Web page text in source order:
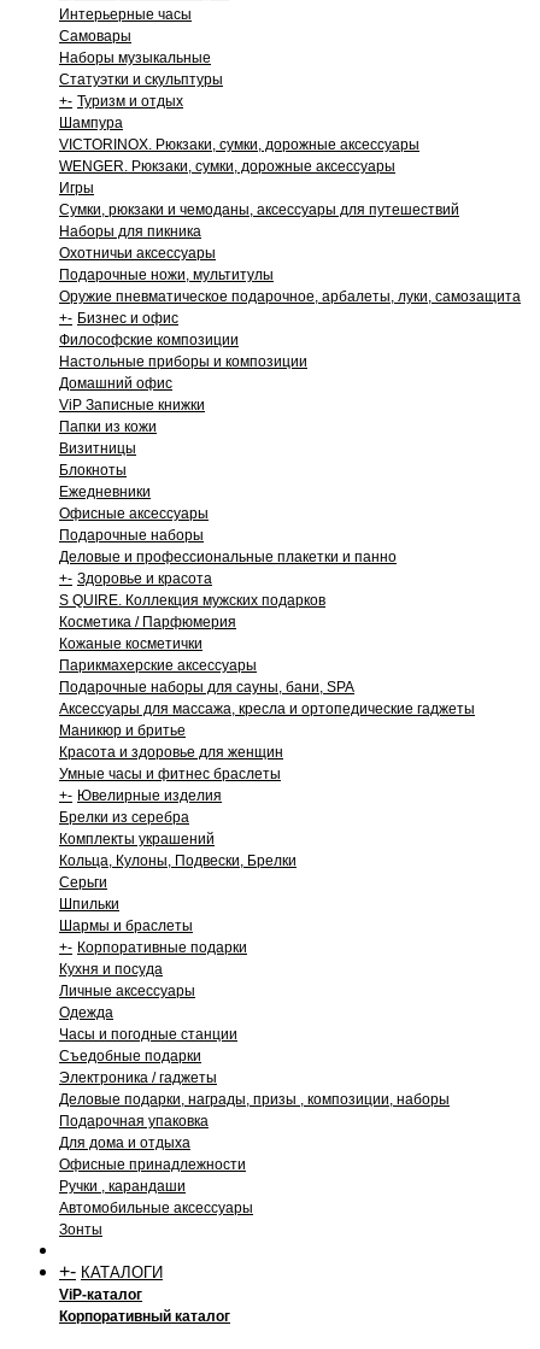
Интерьерные часы
Самовары
Наборы музыкальные
Статуэтки и скульптуры
+- Туризм и отдых
Шампура
VICTORINOX. Рюкзаки, сумки, дорожные аксессуары
WENGER. Рюкзаки, сумки, дорожные аксессуары
Игры
Сумки, рюкзаки и чемоданы, аксессуары для путешествий
Наборы для пикника
Охотничьи аксессуары
Подарочные ножи, мультитулы
Оружие пневматическое подарочное, арбалеты, луки, самозащита
+- Бизнес и офис
Философские композиции
Настольные приборы и композиции
Домашний офис
ViP Записные книжки
Папки из кожи
Визитницы
Блокноты
Ежедневники
Офисные аксессуары
Подарочные наборы
Деловые и профессиональные плакетки и панно
+- Здоровье и красота
S QUIRE. Коллекция мужских подарков
Косметика / Парфюмерия
Кожаные косметички
Парикмахерские аксессуары
Подарочные наборы для сауны, бани, SPA
Аксессуары для массажа, кресла и ортопедические гаджеты
Маникюр и бритье
Красота и здоровье для женщин
Умные часы и фитнес браслеты
+- Ювелирные изделия
Брелки из серебра
Комплекты украшений
Кольца, Кулоны, Подвески, Брелки
Серьги
Шпильки
Шармы и браслеты
+- Корпоративные подарки
Кухня и посуда
Личные аксессуары
Одежда
Часы и погодные станции
Съедобные подарки
Электроника / гаджеты
Деловые подарки, награды, призы , композиции, наборы
Подарочная упаковка
Для дома и отдыха
Офисные принадлежности
Ручки , карандаши
Автомобильные аксессуары
Зонты
+- КАТАЛОГИ
ViP-каталог
Корпоративный каталог